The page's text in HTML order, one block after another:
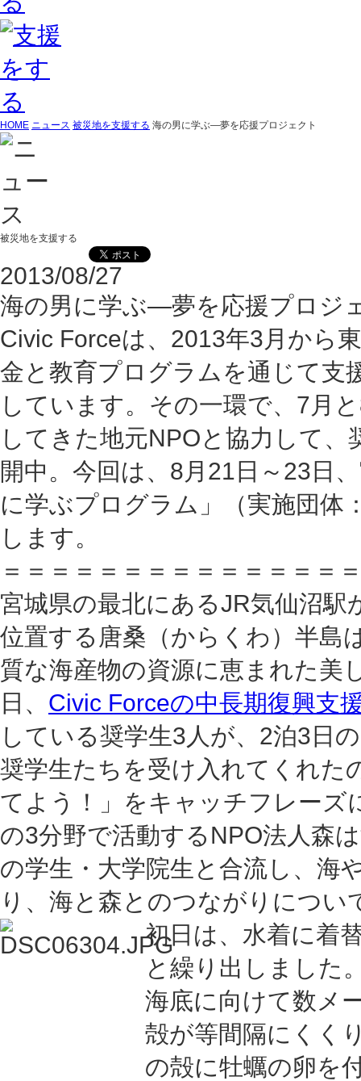
HOME ニュース 被災地を支援する 海の男に学ぶ―夢を応援プロジェクト
被災地を支援する
2013/08/27
海の男に学ぶ―夢を応援プロジ
Civic Forceは、2013年3月から
金と教育プログラムを通じて支
しています。その一環で、7月
してきた地元NPOと協力して
開中。今回は、8月21日～23日
に学ぶプログラム」（実施団体
します。
＝＝＝＝＝＝＝＝＝＝＝＝＝＝
宮城県の最北にあるJR気仙沼駅
位置する唐桑（からくわ）半島
質な海産物の資源に恵まれた美
日、 Civic Forceの中長期復興支
している奨学生3人が、2泊3日
奨学生たちを受け入れてくれた
てよう！」をキャッチフレーズ
の3分野で活動するNPO法人森
の学生・大学院生と合流し、海
り、海と森とのつながりにつ
初日は、水着に着
と繰り出しました
海底に向けて数メ
殻が等間隔にくく
の殻に牡蠣の卵を